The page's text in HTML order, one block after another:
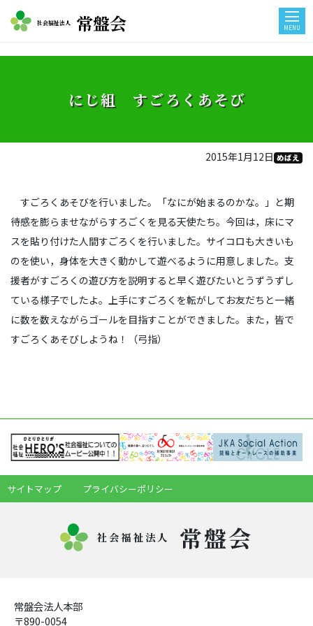
社会福祉法人 常盤会 MENU
にじ組 すごろくあそび
2015年1月12日 めばえ
すごろくあそびを行いました。「なにが始まるのかな。」と期
待感を膨らませながらすろごくを見る天使たち。今回は，床にマ
スを貼り付けた人間すごろくを行いました。サイコロも大きいも
のを使い，身体を大きく動かして遊べるように用意しました。支
援者がすごろくの遊び方を説明すると早く遊びたいとうずうずし
ている様子でしたよ。上手にすごろくを転がしてお友だちと一緒
に数を数えながらゴールを目指すことができました。また，皆で
すごろくあそびしようね！（弓指）
サイトマップ プライバシーポリシー
社会福祉法人 常盤会
常盤会法人本部
〒890-0054